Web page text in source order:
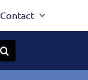
Contact